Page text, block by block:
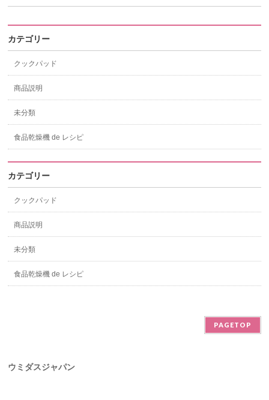
カテゴリー
クックパッド
商品説明
未分類
食品乾燥機 de レシピ
カテゴリー
クックパッド
商品説明
未分類
食品乾燥機 de レシピ
PAGETOP
ウミダスジャパン